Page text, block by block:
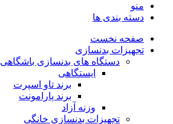
منو
دسته بندی ها
صفحه نخست
تجهیزات بدنسازی
دستگاه های بدنسازی باشگاهی
ایستگاهی
برند تاو اسپرت
برند پارامونت
وزنه آزاد
تجهیزات بدنسازی خانگی